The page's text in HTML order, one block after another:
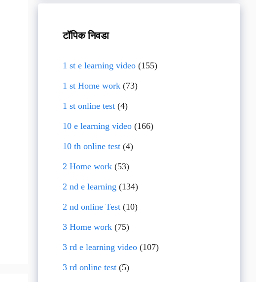
टॉपिक निवडा
1 st e learning video(155)
1 st Home work(73)
1 st online test(4)
10 e learning video(166)
10 th online test(4)
2 Home work(53)
2 nd e learning (134)
2 nd online Test(10)
3 Home work(75)
3 rd e learning video(107)
3 rd online test(5)